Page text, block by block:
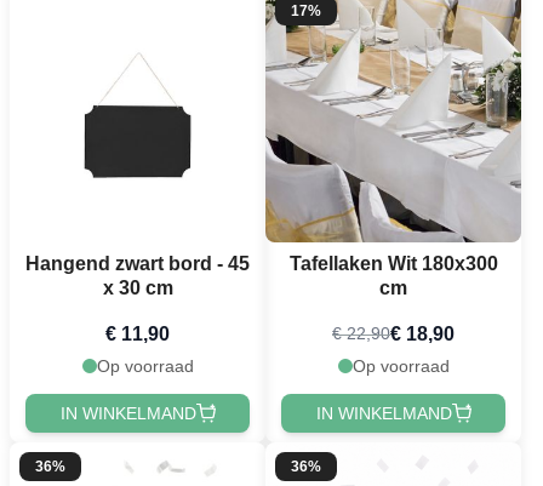
Hangend zwart bord - 45
x 30 cm
€ 11,90
Op voorraad
IN WINKELMAND
17%
Tafellaken Wit 180x300
cm
€ 22,90€ 18,90
Op voorraad
IN WINKELMAND
36% 36%